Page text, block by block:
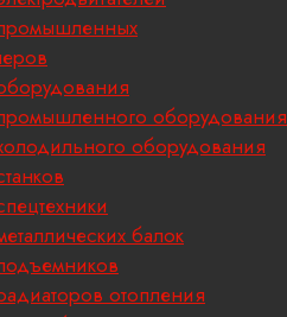
оборудования
оборудования
балок
отопления